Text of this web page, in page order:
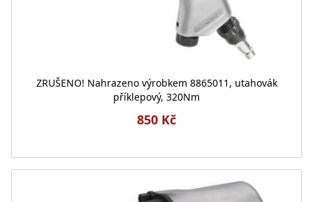
ZRUŠENO! Nahrazeno výrobkem 8865011, utahovák
příklepový, 320Nm
850 Kč